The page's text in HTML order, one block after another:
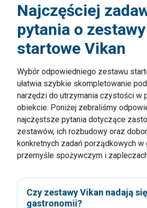
Najczęściej
pytania o zestawy
startowe Vikan
Wybór odpowiedniego zestawu
ułatwia szybkie skompletowanie
narzędzi do utrzymania czystości w
obiekcie. Poniżej zebraliśmy
najczęstsze pytania dotyczące
zestawów, ich rozbudowy oraz
konkretnych zadań porządkowych w
przemyśle spożywczym i
Czy zestawy Vikan nadają
gastronomii?